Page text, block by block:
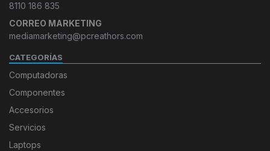
8110 186 835
CORREO MARKETING
mediamarketing@pcreathors.com
CATEGORÍAS
Computadoras
Componentes
Accesorios
Servicios
Laptops